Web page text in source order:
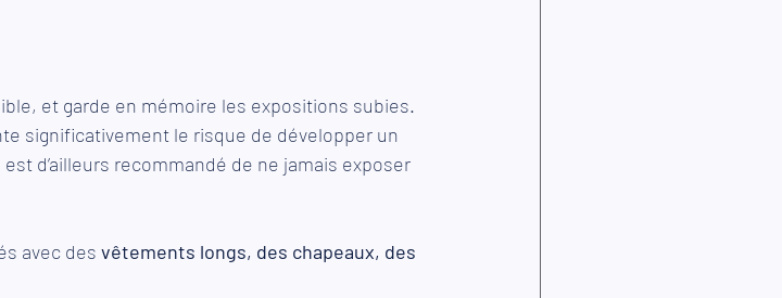
et garde en mémoire les expositions subies.
significativement le risque de développer un
est d’ailleurs recommandé de ne jamais exposer
avec des vêtements longs, des chapeaux, des